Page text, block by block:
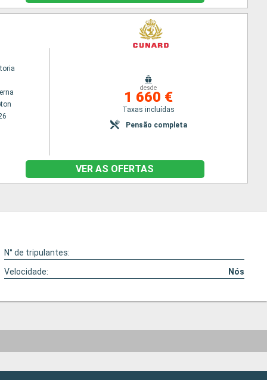
desde
1 660 €
Taxas incluídas
Pensão completa
VER AS OFERTAS
N° de tripulantes:
Velocidade: Nós